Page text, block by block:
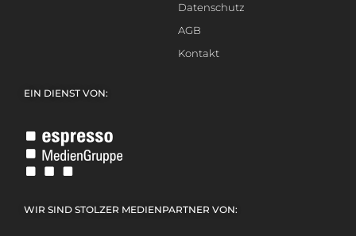
Datenschutz
AGB
Kontakt
EIN DIENST VON:
WIR SIND STOLZER MEDIENPARTNER VON: